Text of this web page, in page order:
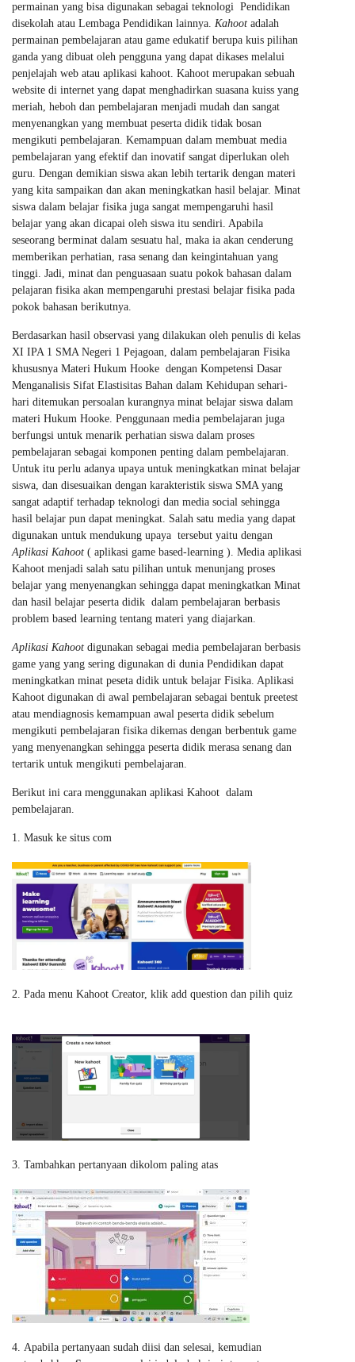
permainan yang bisa digunakan sebagai teknologi Pendidikan
disekolah atau Lembaga Pendidikan lainnya. Kahoot adalah
permainan pembelajaran atau game edukatif berupa kuis pilihan
ganda yang dibuat oleh pengguna yang dapat dikases melalui
penjelajah web atau aplikasi kahoot. Kahoot merupakan sebuah
website di internet yang dapat menghadirkan suasana kuiss yang
meriah, heboh dan pembelajaran menjadi mudah dan sangat
menyenangkan yang membuat peserta didik tidak bosan
mengikuti pembelajaran. Kemampuan dalam membuat media
pembelajaran yang efektif dan inovatif sangat diperlukan oleh
guru. Dengan demikian siswa akan lebih tertarik dengan materi
yang kita sampaikan dan akan meningkatkan hasil belajar. Minat
siswa dalam belajar fisika juga sangat mempengaruhi hasil
belajar yang akan dicapai oleh siswa itu sendiri. Apabila
seseorang berminat dalam sesuatu hal, maka ia akan cenderung
memberikan perhatian, rasa senang dan keingintahuan yang
tinggi. Jadi, minat dan penguasaan suatu pokok bahasan dalam
pelajaran fisika akan mempengaruhi prestasi belajar fisika pada
pokok bahasan berikutnya.
Berdasarkan hasil observasi yang dilakukan oleh penulis di kelas
XI IPA 1 SMA Negeri 1 Pejagoan, dalam pembelajaran Fisika
khususnya Materi Hukum Hooke dengan Kompetensi Dasar
Menganalisis Sifat Elastisitas Bahan dalam Kehidupan sehari-
hari ditemukan persoalan kurangnya minat belajar siswa dalam
materi Hukum Hooke. Penggunaan media pembelajaran juga
berfungsi untuk menarik perhatian siswa dalam proses
pembelajaran sebagai komponen penting dalam pembelajaran.
Untuk itu perlu adanya upaya untuk meningkatkan minat belajar
siswa, dan disesuaikan dengan karakteristik siswa SMA yang
sangat adaptif terhadap teknologi dan media social sehingga
hasil belajar pun dapat meningkat. Salah satu media yang dapat
digunakan untuk mendukung upaya tersebut yaitu dengan
Aplikasi Kahoot ( aplikasi game based-learning ). Media aplikasi
Kahoot menjadi salah satu pilihan untuk menunjang proses
belajar yang menyenangkan sehingga dapat meningkatkan Minat
dan hasil belajar peserta didik dalam pembelajaran berbasis
problem based learning tentang materi yang diajarkan.
Aplikasi Kahoot digunakan sebagai media pembelajaran berbasis
game yang yang sering digunakan di dunia Pendidikan dapat
meningkatkan minat peseta didik untuk belajar Fisika. Aplikasi
Kahoot digunakan di awal pembelajaran sebagai bentuk preetest
atau mendiagnosis kemampuan awal peserta didik sebelum
mengikuti pembelajaran fisika dikemas dengan berbentuk game
yang menyenangkan sehingga peserta didik merasa senang dan
tertarik untuk mengikuti pembelajaran.
Berikut ini cara menggunakan aplikasi Kahoot dalam
pembelajaran.
Masuk ke situs com
Pada menu Kahoot Creator, klik add question dan pilih quiz
Tambahkan pertanyaan dikolom paling atas
Apabila pertanyaan sudah diisi dan selesai, kemudian